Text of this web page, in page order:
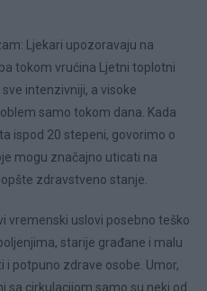
Ljekari upozoravaju na
tokom vrućina Ljetni toplotni
intenzivniji, a visoke
samo tokom dana. Kada
ispod 20 stepeni, govorimo o
mogu značajno uticati na
zdravstveno stanje.
vremenski uslovi posebno teško
starije građane i malu
i potpuno zdrave osobe. Umor,
sa cirkulacijom samo su neki od